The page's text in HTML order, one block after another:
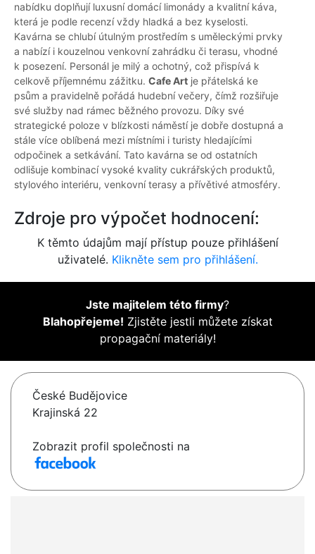
nabídku doplňují luxusní domácí limonády a kvalitní káva,
která je podle recenzí vždy hladká a bez kyselosti.
Kavárna se chlubí útulným prostředím s uměleckými prvky
a nabízí i kouzelnou venkovní zahrádku či terasu, vhodné
k posezení. Personál je milý a ochotný, což přispívá k
celkově příjemnému zážitku. Cafe Art je přátelská ke
psům a pravidelně pořádá hudební večery, čímž rozšiřuje
své služby nad rámec běžného provozu. Díky své
strategické poloze v blízkosti náměstí je dobře dostupná a
stále více oblíbená mezi místními i turisty hledajícími
odpočinek a setkávání. Tato kavárna se od ostatních
odlišuje kombinací vysoké kvality cukrářských produktů,
stylového interiéru, venkovní terasy a přívětivé atmosféry.
Zdroje pro výpočet hodnocení:
K těmto údajům mají přístup pouze přihlášení
uživatelé. Klikněte sem pro přihlášení.
Jste majitelem této firmy?
Blahopřejeme! Zjistěte jestli můžete získat
propagační materiály!
České Budějovice
Krajinská 22
Zobrazit profil společnosti na